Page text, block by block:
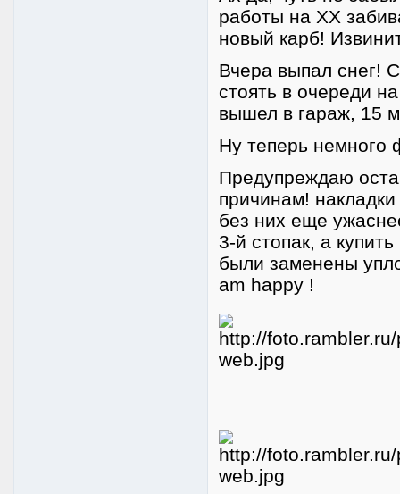
работы на ХХ
новый карб!
Вчера выпал снег!
стоять в очереди
вышел в гараж, 15
Ну теперь немного
Предупреждаю
причинам!
без них еще
3-й стопак, а
были заменены
am happy !